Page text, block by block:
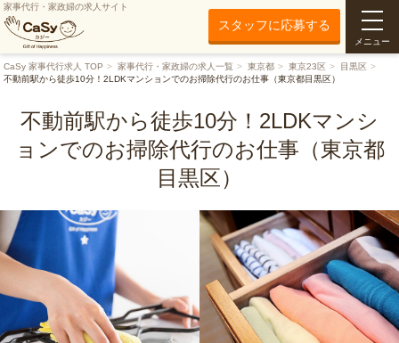
家事代行・家政婦の求人サイト
スタッフに応募する
メニュー
CaSy 家事代行求人 TOP 家事代行・家政婦の求人一覧 東京都 東京23区
目黒区
不動前駅から徒歩10分！2LDKマンションでのお掃除代行のお仕事（東京都目黒区）
不動前駅から徒歩10分！2LDKマンシ
ョンでのお掃除代行のお仕事（東京都
目黒区）